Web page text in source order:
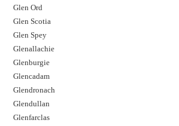
Glen Ord
Glen Scotia
Glen Spey
Glenallachie
Glenburgie
Glencadam
Glendronach
Glendullan
Glenfarclas